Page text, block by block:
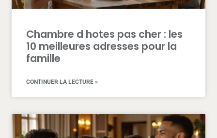
quality
vibratorstoy.com
replica
watch
2021
Chambre d hotes pas cher : les
10 meilleures adresses pour la
famille
CONTINUER LA LECTURE »